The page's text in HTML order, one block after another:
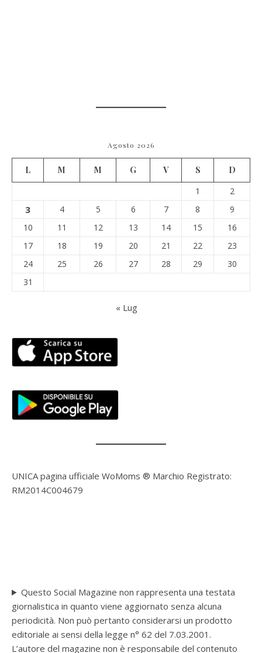
Agosto 2026
L M M G V S
D
1
2
3 4 5 6 7 8
9
10
11 12 13 14 15
16
17
18 19 20 21 22
23
24
25 26 27 28 29
30
31
« Lug
UNICA pagina ufficiale WoMoms ® Marchio Registrato:
RM2014C004679
Questo Social Magazine non rappresenta una testata
giornalistica in quanto viene aggiornato senza alcuna
periodicità. Non può pertanto considerarsi un prodotto
editoriale ai sensi della legge n° 62 del 7.03.2001.
L’autore del magazine non è responsabile del contenuto